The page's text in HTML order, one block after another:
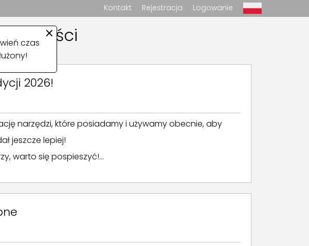
czas ×
Logowanie
Rejestracja
Kontakt
2026!
narzędzi, które posiadamy i używamy obecnie, aby
jeszcze lepiej!
warto się pospieszyć!...